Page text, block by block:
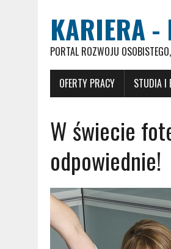
KARIERA -
PORTAL ROZWOJU
OFERTY PRACY STUDIA I
W świecie
odpowiednie!